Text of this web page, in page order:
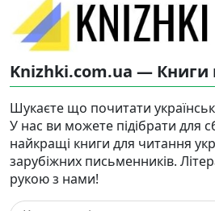
Knizhki.com.ua —
Шукаєте що почитати
У нас ви можете підібрати для
найкращі книги для читання
зарубіжних письменників.
рукою з нами!